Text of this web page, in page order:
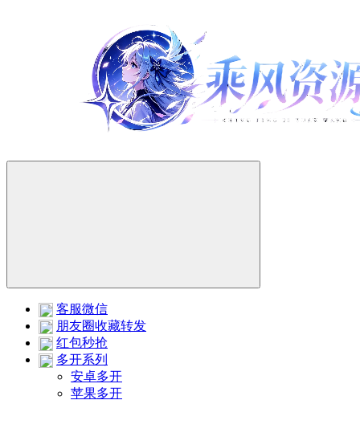
客服微信
朋友圈收藏转发
红包秒抢
多开系列
安卓多开
苹果多开